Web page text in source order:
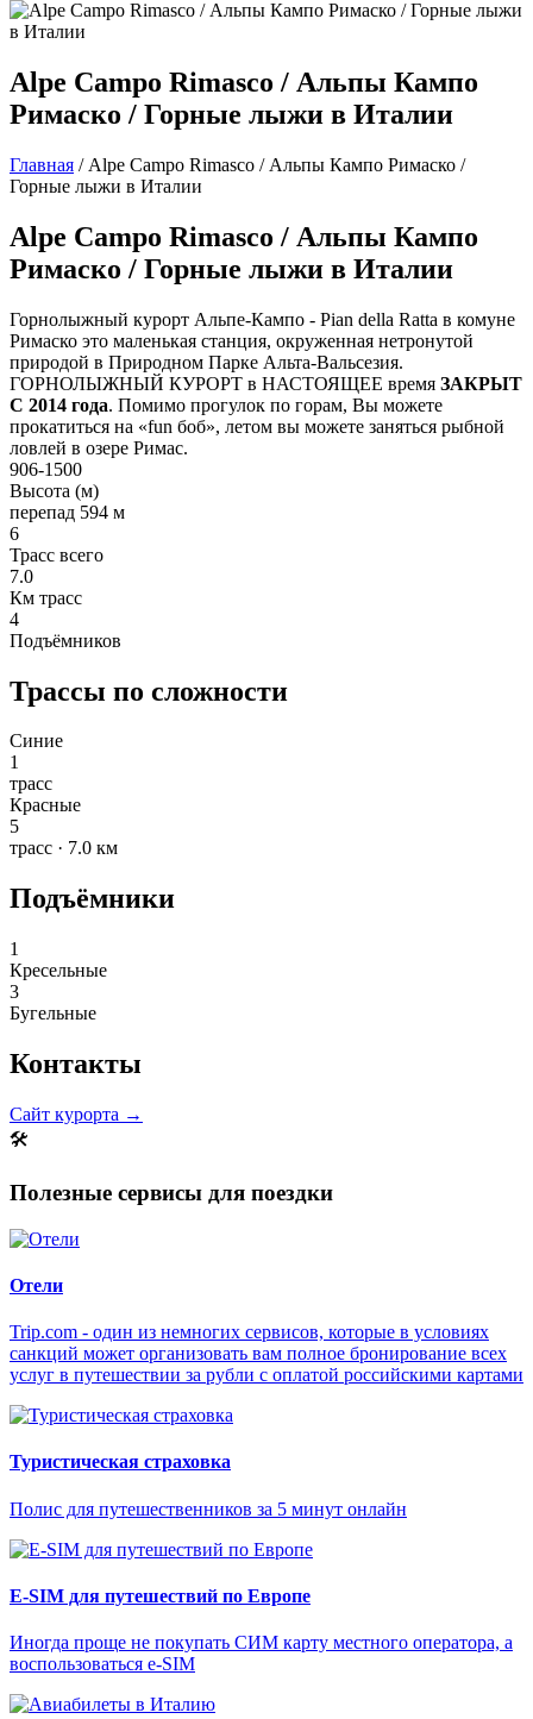
Alpe Campo Rimasco / Альпы Кампо
Римаско / Горные лыжи в Италии
Главная / Alpe Campo Rimasco / Альпы Кампо Римаско /
Горные лыжи в Италии
Alpe Campo Rimasco / Альпы Кампо
Римаско / Горные лыжи в Италии
Горнолыжный курорт Альпе-Кампо - Pian della Ratta в комуне
Римаско это маленькая станция, окруженная нетронутой
природой в Природном Парке Альта-Вальсезия.
ГОРНОЛЫЖНЫЙ КУРОРТ в НАСТОЯЩЕЕ время ЗАКРЫТ
С 2014 года. Помимо прогулок по горам, Вы можете
прокатиться на «fun боб», летом вы можете заняться рыбной
ловлей в озере Римас.
906-1500
Высота (м)
перепад 594 м
6
Трасс всего
7.0
Км трасс
4
Подъёмников
Трассы по сложности
Синие
1
трасс
Красные
5
трасс · 7.0 км
Подъёмники
1
Кресельные
3
Бугельные
Контакты
Сайт курорта →
🛠
Полезные сервисы для поездки
Отели
Trip.com - один из немногих сервисов, которые в условиях
санкций может организовать вам полное бронирование всех
услуг в путешествии за рубли с оплатой российскими картами
Туристическая страховка
Полис для путешественников за 5 минут онлайн
E-SIM для путешествий по Европе
Иногда проще не покупать СИМ карту местного оператора, а
воспользоваться e-SIM